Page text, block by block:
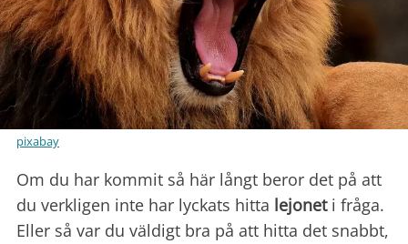
pixabay
Om du har kommit så här långt beror det på att
du verkligen inte har lyckats hitta lejoneti fråga.
Eller så var du väldigt bra på att hitta det snabbt,